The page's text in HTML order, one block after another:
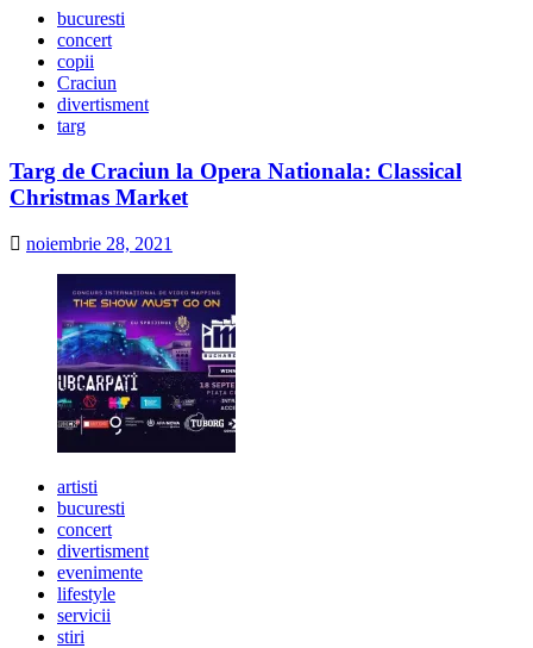
bucuresti
concert
copii
Craciun
divertisment
targ
Targ de Craciun la Opera Nationala: Classical
Christmas Market
noiembrie 28, 2021
artisti
bucuresti
concert
divertisment
evenimente
lifestyle
servicii
stiri